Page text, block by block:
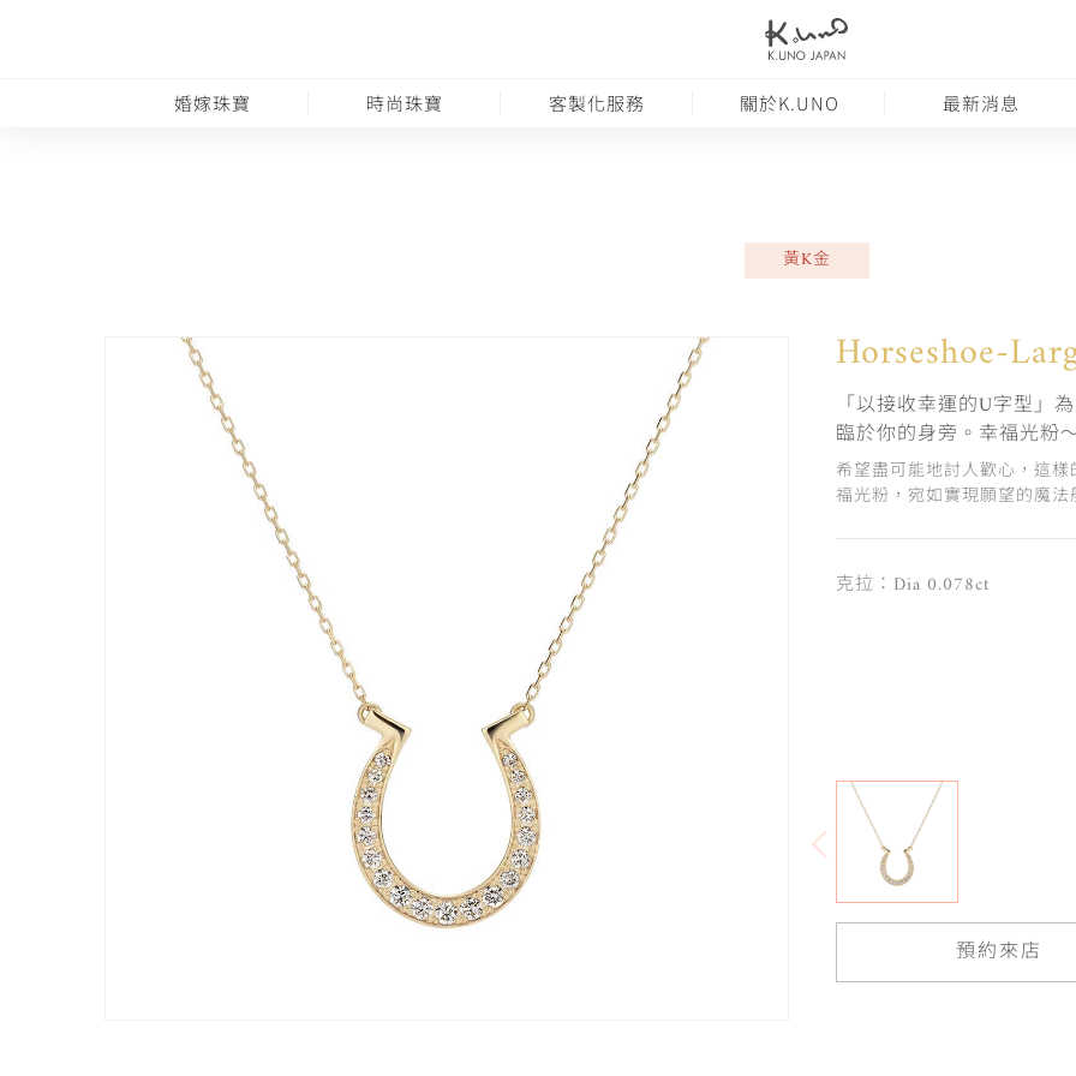
婚嫁珠寶 時尚珠寶 客製化服務 關於K.UNO 最新消息
黃K金
Horseshoe-
「以接收幸運的U字型」
臨於你的身旁。幸福光粉
希望盡可能地討人歡心，這
福光粉，宛如實現願望的魔
克拉：Dia 0.078ct
預約來店